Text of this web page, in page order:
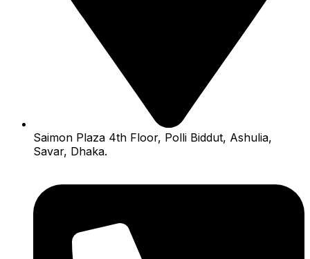
Saimon Plaza 4th Floor, Polli Biddut, Ashulia,
Savar, Dhaka.